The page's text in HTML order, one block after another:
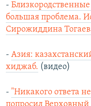
-
большая проблема.
Сирожиддина
- Азия:
хиджаб. (видео)
- "Никакого ответа